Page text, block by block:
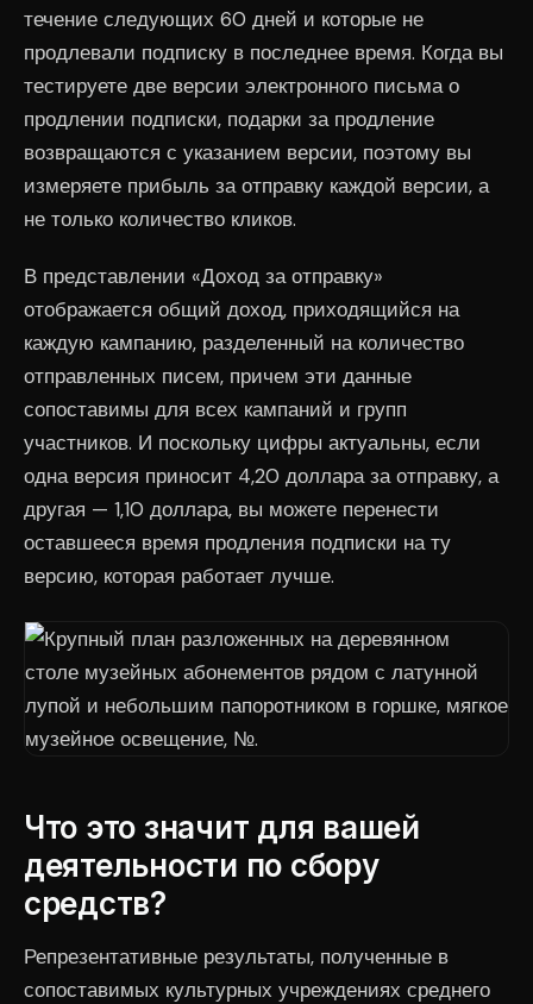
течение следующих 60 дней и которые не
продлевали подписку в последнее время. Когда вы
тестируете две версии электронного письма о
продлении подписки, подарки за продление
возвращаются с указанием версии, поэтому вы
измеряете прибыль за отправку каждой версии, а
не только количество кликов.
В представлении «Доход за отправку»
отображается общий доход, приходящийся на
каждую кампанию, разделенный на количество
отправленных писем, причем эти данные
сопоставимы для всех кампаний и групп
участников. И поскольку цифры актуальны, если
одна версия приносит 4,20 доллара за отправку, а
другая — 1,10 доллара, вы можете перенести
оставшееся время продления подписки на ту
версию, которая работает лучше.
Что это значит для вашей
деятельности по сбору
средств?
Репрезентативные результаты, полученные в
сопоставимых культурных учреждениях среднего